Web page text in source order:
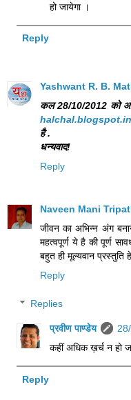
हो जायेगा ।
Reply
Yashwant R. B.
कल 28/10/2012 को
halchal.blogspot.in
है .
धन्यवाद!
Reply
Naveen Mani
जीवन का अभिन्न अंग
महत्वपूर्ण ये है की पूर्ण
बहुत ही मूल्यवान प्रस्तुति
Reply
Replies
प्रवीण पाण्डेय
कहीं अधिक ख़र्च न हो
Reply